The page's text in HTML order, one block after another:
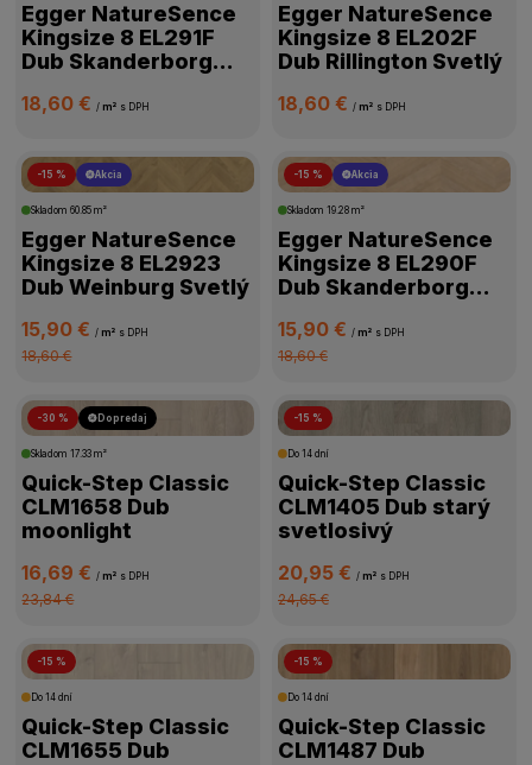
Egger NatureSence
Kingsize 8 EL291F
Dub Skanderborg
18,60 €/ m² s DPH
Egger NatureSence
Kingsize 8 EL202F
Dub Rillington Svetlý
18,60 € / m² s DPH
-15 % Akcia
Skladom60.85 m²
Egger NatureSence
Kingsize 8 EL2923
Dub Weinburg Svetlý
15,90 €/ m² s DPH
18,60 €
-15 % Akcia
Skladom 19.28 m²
Egger NatureSence
Kingsize 8 EL290F
Dub Skanderborg
15,90 € / m² s DPH
18,60 €
-30 % Dopredaj
Skladom17.33 m²
Quick-Step Classic
CLM1658 Dub
moonlight
16,69 €/ m² s DPH
23,84 €
-15 %
Do 14 dní
Quick-Step Classic
CLM1405 Dub starý
svetlosivý
20,95 € / m² s DPH
24,65 €
-15 %
Do 14 dní
Quick-Step Classic
CLM1655 Dub
-15 %
Do 14 dní
Quick-Step Classic
CLM1487 Dub